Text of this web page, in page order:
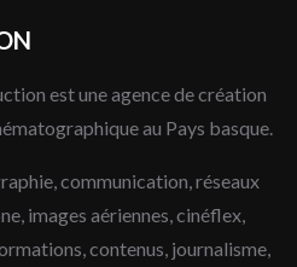
est une agence de création
au Pays basque.
communication, réseaux
images aériennes, cinéflex,
contenus, journalisme,